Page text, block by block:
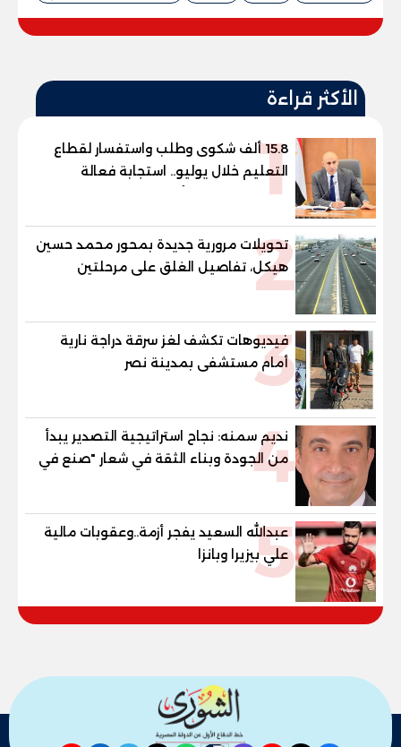
الأكثر قراءة
115.8 ألف شكوى وطلب واستفسار لقطاع
التعليم خلال يوليو.. استجابة فعالة
لشكاوى الطلاب وأولياء الأمور
2
تحويلات مرورية جديدة بمحور محمد حسين
هيكل، تفاصيل الغلق على مرحلتين
3
فيديوهات تكشف لغز سرقة دراجة نارية
أمام مستشفى بمدينة نصر
4
نديم سمنه: نجاح استراتيجية التصدير يبدأ
من الجودة وبناء الثقة في شعار "صنع في
مصر"
5
عبدالله السعيد يفجر أزمة..وعقوبات مالية
علي بيزيرا وبانزا